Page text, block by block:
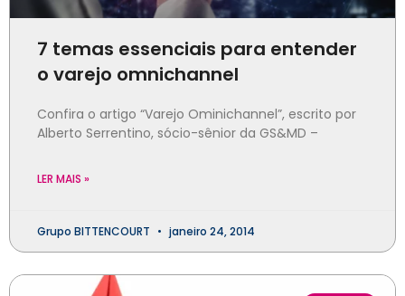
7 temas essenciais para entender
o varejo omnichannel
Confira o artigo “Varejo Ominichannel”, escrito por
Alberto Serrentino, sócio-sênior da GS&MD –
LER MAIS »
Grupo BITTENCOURT janeiro 24, 2014